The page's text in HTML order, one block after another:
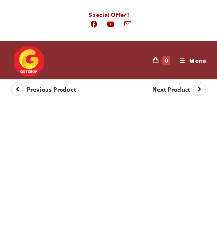
Special Offer !
0 Menu
Previous Product Next Product